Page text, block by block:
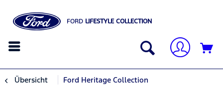
FORD LIFESTYLE COLLECTION
Übersicht Ford Heritage Collection